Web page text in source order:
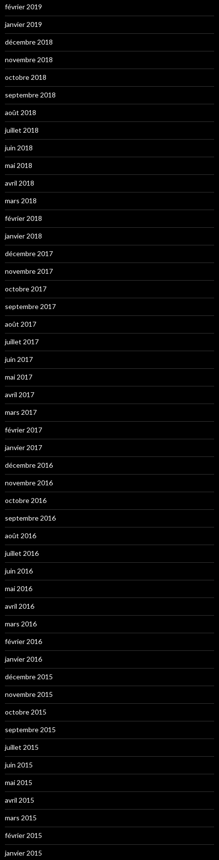
février 2019
janvier 2019
décembre 2018
novembre 2018
octobre 2018
septembre 2018
août 2018
juillet 2018
juin 2018
mai 2018
avril 2018
mars 2018
février 2018
janvier 2018
décembre 2017
novembre 2017
octobre 2017
septembre 2017
août 2017
juillet 2017
juin 2017
mai 2017
avril 2017
mars 2017
février 2017
janvier 2017
décembre 2016
novembre 2016
octobre 2016
septembre 2016
août 2016
juillet 2016
juin 2016
mai 2016
avril 2016
mars 2016
février 2016
janvier 2016
décembre 2015
novembre 2015
octobre 2015
septembre 2015
juillet 2015
juin 2015
mai 2015
avril 2015
mars 2015
février 2015
janvier 2015